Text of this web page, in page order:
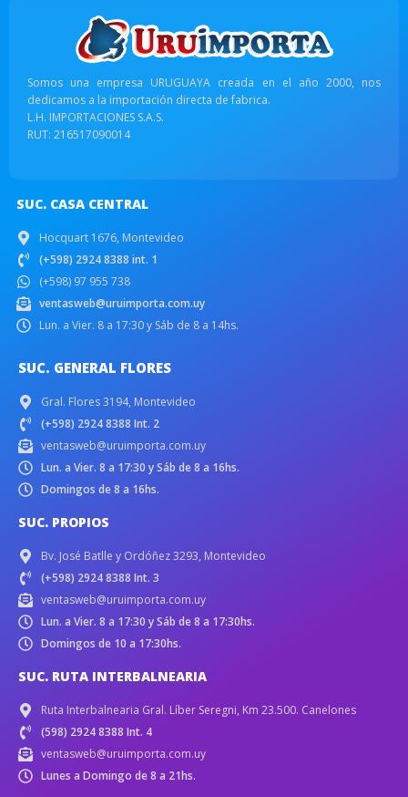
Somos una empresa URUGUAYA creada en el año 2000, nos
dedicamos a la importación directa de fabrica.
L.H. IMPORTACIONES S.A.S.
RUT: 216517090014
SUC. CASA CENTRAL
Hocquart 1676, Montevideo
(+598) 2924 8388 int. 1
(+598) 97 955 738
ventasweb@uruimporta.com.uy
Lun. a Vier. 8 a 17:30 y Sáb de 8 a 14hs.
SUC. GENERAL FLORES
Gral. Flores 3194, Montevideo
(+598) 2924 8388 Int. 2
ventasweb@uruimporta.com.uy
Lun. a Vier. 8 a 17:30 y Sáb de 8 a 16hs.
Domingos de 8 a 16hs.
SUC. PROPIOS
Bv. José Batlle y Ordóñez 3293, Montevideo
(+598) 2924 8388 Int. 3
ventasweb@uruimporta.com.uy
Lun. a Vier. 8 a 17:30 y Sáb de 8 a 17:30hs.
Domingos de 10 a 17:30hs.
SUC. RUTA INTERBALNEARIA
Ruta Interbalnearia Gral. Líber Seregni, Km 23.500. Canelones
(598) 2924 8388 Int. 4
ventasweb@uruimporta.com.uy
Lunes a Domingo de 8 a 21hs.